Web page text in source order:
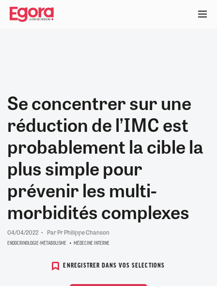
Aller
contenu
Se concentrer sur une
réduction de l’IMC est
probablement la cible la
plus simple pour
prévenir les multi-
morbidités complexes
04/04/2022 Par Pr Philippe Chanson
ENDOCRINOLOGIE-MÉTABOLISME MÉDECINE INTERNE
ENREGISTRER DANS VOS SELECTIONS